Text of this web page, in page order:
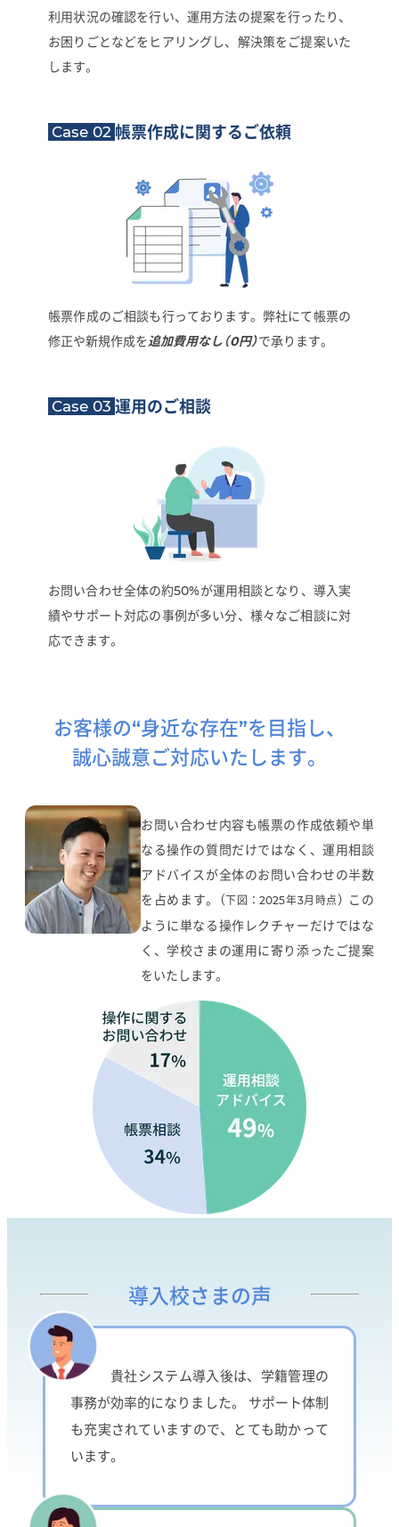
利用状況の確認を行い、運用方法の提案を行ったり、
お困りごとなどをヒアリングし、解決策をご提案いた
します。
Case 02 帳票作成に関するご依頼
帳票作成のご相談も行っております。弊社にて帳票の
修正や新規作成を追加費用なし（0円）で承ります。
Case 03 運用のご相談
お問い合わせ全体の約50%が運用相談となり、導入実
績やサポート対応の事例が多い分、様々なご相談に対
応できます。
お客様の“身近な存在”を目指し、
誠心誠意ご対応いたします。
お問い合わせ内容も帳票の作成依頼や単
なる操作の質問だけではなく、運用相談
アドバイスが全体のお問い合わせの半数
を占めます。（
2025年3月時点 ） この
ように単なる操作レクチャーだけではな
く、学校さまの運用に寄り添ったご提案
をいたします。
導入校さまの声
貴社システム導入後は、学籍管理の
事務が効率的になりました。 サポート体制
も充実されていますので、とても助かって
います。